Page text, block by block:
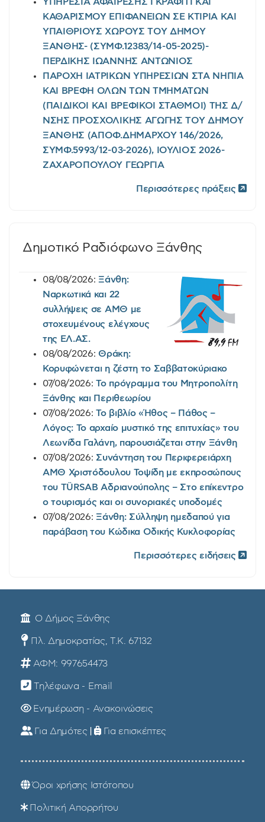
ΚΑΘΑΡΙΣΜΟΥ ΕΠΙΦΑΝΕΙΩΝ ΣΕ ΚΤΙΡΙΑ ΚΑΙ
ΥΠΑΙΘΡΙΟΥΣ ΧΩΡΟΥΣ ΤΟΥ ΔΗΜΟΥ
ΞΑΝΘΗΣ- (ΣΥΜΦ.12383/14-05-2025)-
ΠΕΡΔΙΚΗΣ ΙΩΑΝΝΗΣ ΑΝΤΩΝΙΟΣ
ΠΑΡΟΧΗ ΙΑΤΡΙΚΩΝ ΥΠΗΡΕΣΙΩΝ ΣΤΑ ΝΗΠΙΑ
ΚΑΙ ΒΡΕΦΗ ΟΛΩΝ ΤΩΝ ΤΜΗΜΑΤΩΝ
(ΠΑΙΔΙΚΟΙ ΚΑΙ ΒΡΕΦΙΚΟΙ ΣΤΑΘΜΟΙ) ΤΗΣ Δ/
ΝΣΗΣ ΠΡΟΣΧΟΛΙΚΗΣ ΑΓΩΓΗΣ ΤΟΥ ΔΗΜΟΥ
ΞΑΝΘΗΣ (ΑΠΟΦ.ΔΗΜΑΡΧΟΥ 146/2026,
ΣΥΜΦ.5993/12-03-2026), ΙΟΥΛΙΟΣ 2026-
ΖΑΧΑΡΟΠΟΥΛΟΥ ΓΕΩΡΓΙΑ
Περισσότερες πράξεις
Δημοτικό Ραδιόφωνο Ξάνθης
08/08/2026: Ξάνθη:
Ναρκωτικά και 22
συλλήψεις σε ΑΜΘ με
στοχευμένους ελέγχους
της EΛ.AΣ.
08/08/2026: Θράκη:
Κορυφώνεται η ζέστη το Σαββατοκύριακο
07/08/2026:Το πρόγραμμα του Μητροπολίτη
Ξάνθης και Περιθεωρίου
07/08/2026:Το βιβλίο «Ήθος – Πάθος –
Λόγος: Το αρχαίο μυστικό της επιτυχίας» του
Λεωνίδα Γαλάνη, παρουσιάζεται στην Ξάνθη
07/08/2026: Συνάντηση του Περιφερειάρχη
ΑΜΘ Χριστόδουλου Τοψίδη με εκπροσώπους
του TÜRSAB Αδριανούπολης – Στο επίκεντρο
ο τουρισμός και οι συνοριακές υποδομές
07/08/2026: Ξάνθη: Σύλληψη ημεδαπού για
παράβαση του Κώδικα Οδικής Κυκλοφορίας
Περισσότερες ειδήσεις
Ο Δήμος Ξάνθης
Πλ. Δημοκρατίας, Τ.Κ. 67132
ΑΦΜ: 997654473
Τηλέφωνα - Email
Ενημέρωση - Ανακοινώσεις
Για Δημότες | Για επισκέπτες
Όροι χρήσης Ιστότοπου
Πολιτική Απορρήτου